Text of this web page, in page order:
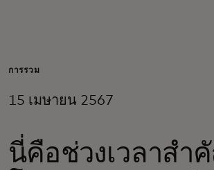
สำหรับธุรกิจ
สำหรับผู้สร้างนวัตกรรม
การรวม
15 เมษายน 2567
นี่คือช่วงเวลาสำ